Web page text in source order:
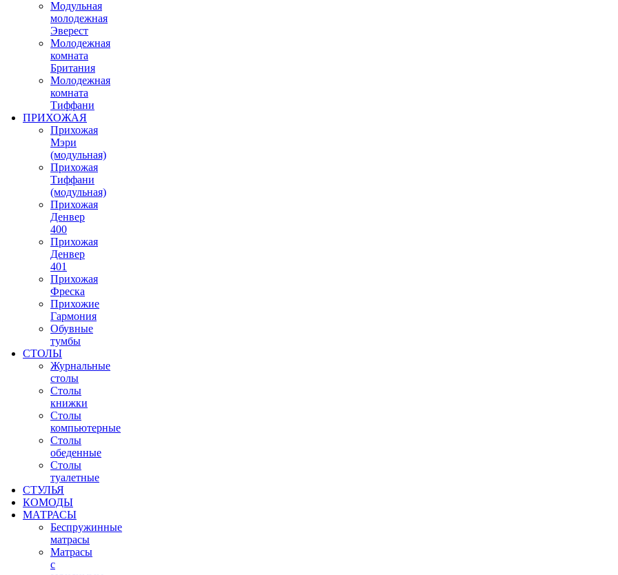
Модульная
молодежная
Эверест
Молодежная
комната
Британия
Молодежная
комната
Тиффани
ПРИХОЖАЯ
Прихожая
Мэри
(модульная)
Прихожая
Тиффани
(модульная)
Прихожая
Денвер
400
Прихожая
Денвер
401
Прихожая
Фреска
Прихожие
Гармония
Обувные
тумбы
СТОЛЫ
Журнальные
столы
Столы
книжки
Столы
компьютерные
Столы
обеденные
Столы
туалетные
СТУЛЬЯ
КОМОДЫ
МАТРАСЫ
Беспружинные
матрасы
Матрасы
с